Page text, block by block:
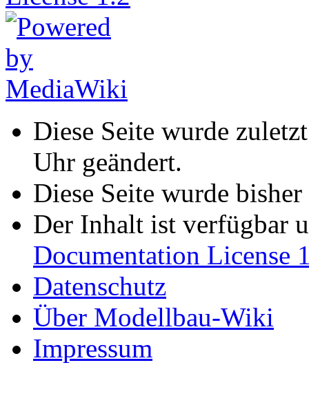
Diese Seite wurde
Uhr geändert.
Diese Seite wurde
Der Inhalt ist verfügbar
Documentation License
Datenschutz
Über Modellbau-Wiki
Impressum